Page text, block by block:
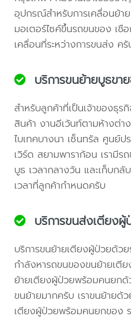
อุปกรณ์สำหรับการเคลื่อนย้า
มอเตอร์ไซค์ขึ้นรถขนของ เชื
เคลื่อนที่ระหว่างการขนส่ง ค
บริการขนย้ายบูธขา
สำหรับลูกค้าที่เป็นเจ้าของธุ
สินค้า งานอีเว้นท์ตามห้างต่า
ไบเทคบางนา เซ็นทรัล ศูนย์
เวิร์ด สยามพาราก้อน เรามี
บูธ เวลากลางวัน และเก็บก
เวลาที่ลูกค้ากำหนดครับ
บริการขนส่งเตียงผู้
บริการขนย้ายเตียงผู้ป่วยด้ว
กำลังหารถขนของขนย้ายเตีย
ย้ายเตียงผู้ป่วยพร้อมคนยก
ขนย้ายมากครับ เราขนย้ายด้ว
เตียงผู้ป่วยพร้อมคนยกของ